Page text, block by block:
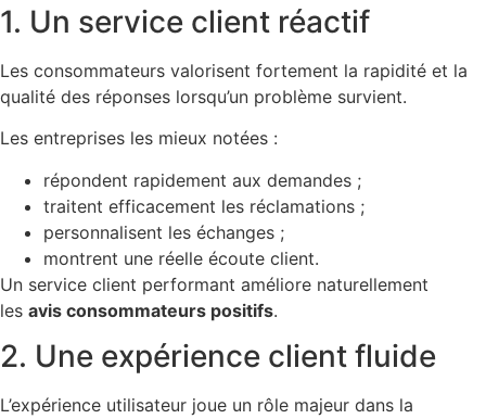
1. Un service client réactif
Les consommateurs valorisent fortement la rapidité et la
qualité des réponses lorsqu’un problème survient.
Les entreprises les mieux notées :
répondent rapidement aux demandes ;
traitent efficacement les réclamations ;
personnalisent les échanges ;
montrent une réelle écoute client.
Un service client performant améliore naturellement
les avis consommateurs positifs.
2. Une expérience client fluide
L’expérience utilisateur joue un rôle majeur dans la